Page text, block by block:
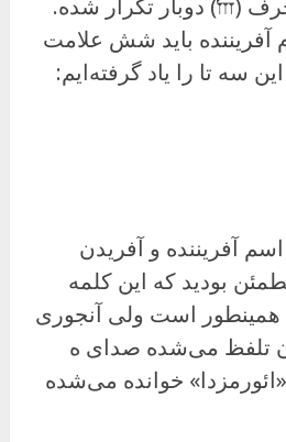
آفریننده است. یک حرف (𐎠) دوبار تکرار شده.
آفریننده باید شش علامت
سه تا را یاد گرفته‌ایم:
آفریننده و آفریدن
بودید که این کلمه
همینطور است ولی آنجوری
تلفظ می‌شده صدای ه
«ائورمزدا» خوانده می‌شده